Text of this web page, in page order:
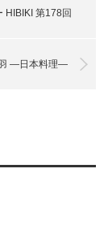
HIBIKI 第178回
―日本料理―